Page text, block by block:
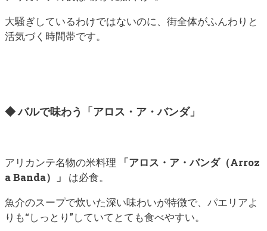
大騒ぎしているわけではないのに、街全体がふんわりと
活気づく時間帯です。
◆ バルで味わう「アロス・ア・バンダ」
アリカンテ名物の米料理
「アロス・ア・バンダ（Arroz
a Banda）」
は必食。
魚介のスープで炊いた深い味わいが特徴で、パエリアよ
りも“しっとり”していてとても食べやすい。